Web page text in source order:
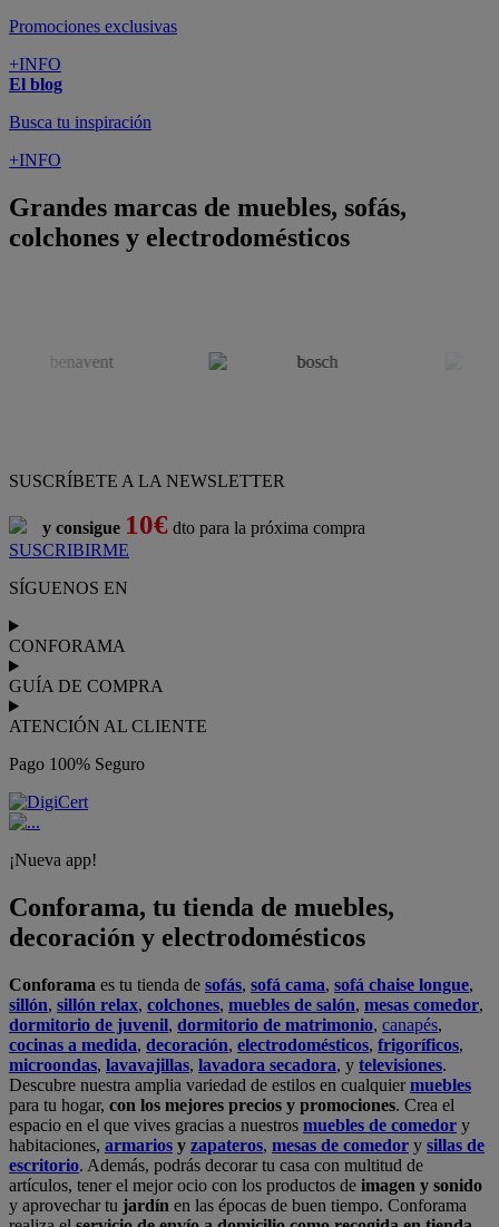
Promociones exclusivas
+INFO
El blog
Busca tu inspiración
+INFO
Grandes marcas de muebles, sofás,
colchones y electrodomésticos
SUSCRÍBETE A LA NEWSLETTER
y consigue 10€ dto para la próxima compra
SUSCRIBIRME
SÍGUENOS EN
CONFORAMA
GUÍA DE COMPRA
ATENCIÓN AL CLIENTE
Pago 100% Seguro
¡Nueva app!
Conforama, tu tienda de muebles,
decoración y electrodomésticos
Conforama es tu tienda de sofás, sofá cama, sofá chaise longue,
sillón, sillón relax, colchones, muebles de salón, mesas comedor,
dormitorio de juvenil, dormitorio de matrimonio, canapés,
cocinas a medida, decoración, electrodomésticos, frigoríficos,
microondas, lavavajillas, lavadora secadora, y televisiones.
Descubre nuestra amplia variedad de estilos en cualquiermuebles
para tu hogar, con los mejores precios y promociones. Crea el
espacio en el que vives gracias a nuestros muebles de comedor y
habitaciones, armarios y zapateros, mesas de comedor y sillas de
escritorio. Además, podrás decorar tu casa con multitud de
artículos, tener el mejor ocio con los productos de imagen y sonido
y aprovechar tu jardín en las épocas de buen tiempo. Conforama